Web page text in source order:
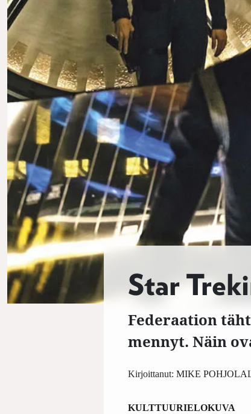
Star
Federaation
mennyt. Näin
Kirjoittanut: MIKE POHJOLA
KULTTUURIELOKUVA